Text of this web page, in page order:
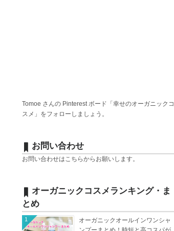
Tomoe さんの Pinterest ボード「幸せのオーガニックコ
スメ」をフォローしましょう。
お問い合わせ
お問い合わせはこちらからお願いします。
オーガニックコスメランキング・ま
とめ
オーガニックオールインワンシャ
1